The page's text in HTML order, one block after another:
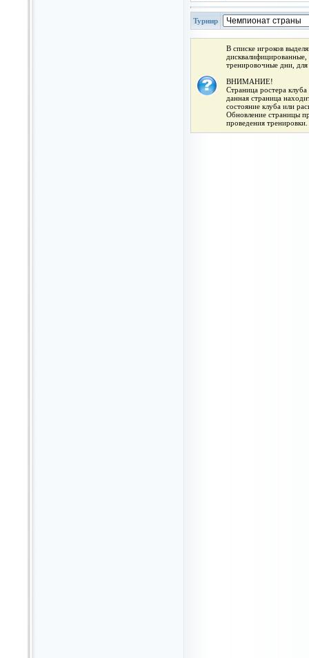
Турнир
В списке игроков
тренировочные дни,
ВНИМАНИЕ!
Страница ростера
данная страница
состояние клуба или
Обновление страницы
проведения тренировки.